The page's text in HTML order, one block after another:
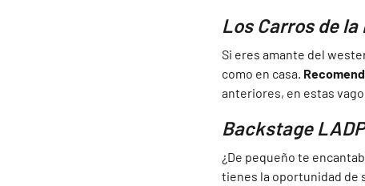
Los Carros de la
Si eres amante del
como en casa.
anteriores, en estas
Backstage
¿De pequeño te
tienes la oportunidad de